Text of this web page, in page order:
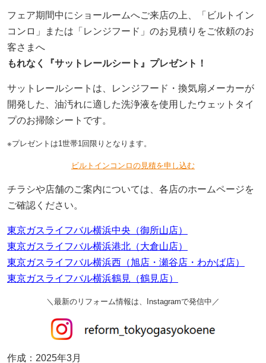
フェア期間中にショールームへご来店の上、「ビルトイン
コンロ」または「レンジフード」のお見積りをご依頼のお
客さまへ
もれなく『サットレールシート』プレゼント！
サットレールシートは、レンジフード・換気扇メーカーが
開発した、油汚れに適した洗浄液を使用したウェットタイ
プのお掃除シートです。
※プレゼントは1世帯1回限りとなります。
ビルトインコンロの見積を申し込む
チラシや店舗のご案内については、各店のホームページを
ご確認ください。
東京ガスライフバル横浜中央（御所山店）
東京ガスライフバル横浜港北（大倉山店）
東京ガスライフバル横浜西（旭店・瀬谷店・わかば店）
東京ガスライフバル横浜鶴見（鶴見店）
＼最新のリフォーム情報は、Instagramで発信中／
作成：2025年3月